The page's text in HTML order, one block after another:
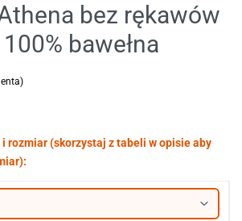
bez rękawów
bawełna